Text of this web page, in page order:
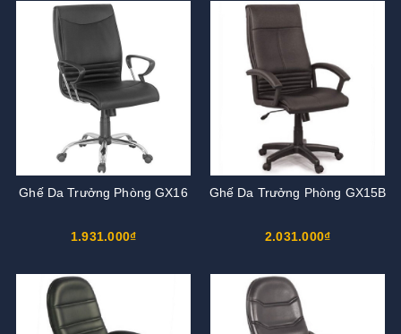
Ghế Da Trưởng Phòng GX16
1.931.000₫
Ghế Da Trưởng Phòng GX15B
2.031.000₫